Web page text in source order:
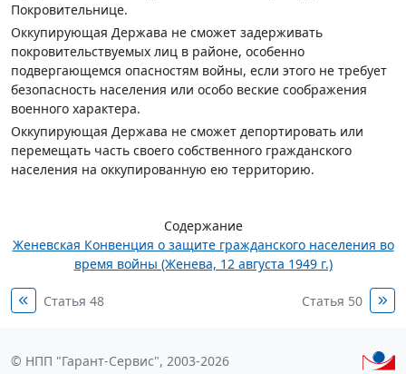
Покровительнице.
Оккупирующая Держава не сможет задерживать
покровительствуемых лиц в районе, особенно
подвергающемся опасностям войны, если этого не требует
безопасность населения или особо веские соображения
военного характера.
Оккупирующая Держава не сможет депортировать или
перемещать часть своего собственного гражданского
населения на оккупированную ею территорию.
Содержание
Женевская Конвенция о защите гражданского населения во
время войны (Женева, 12 августа 1949 г.)
Статья 48 Статья 50
© НПП "Гарант-Сервис", 2003-2026